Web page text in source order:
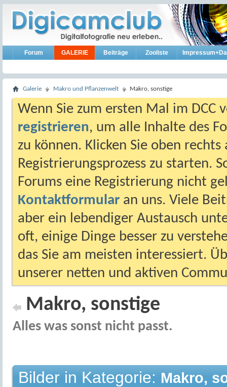
Forum GALERIE Beiträge Zooliste
Galerie Makro und Pflanzenwelt Makro, sonstige
Wenn Sie zum ersten Mal im DCC
registrieren, um alle Inhalte des
zu können. Klicken Sie oben
Registrierungsprozess zu starten.
Forums eine Registrierung nicht
Kontaktformular an uns. Viele
aber ein lebendiger Austausch
oft, einige Dinge besser zu
das Sie am meisten interessiert.
unserer netten und aktiven
Makro, sonstige
Alles was sonst nicht passt.
Bilder in Kategorie: Makro,